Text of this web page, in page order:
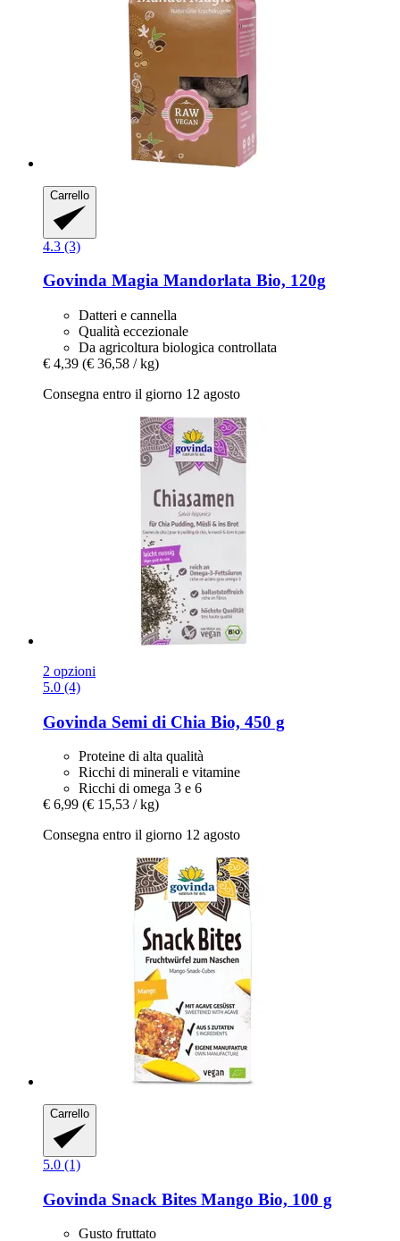
Carrello
4.3 (3)
Govinda Magia Mandorlata Bio, 120g
Datteri e cannella
Qualità eccezionale
Da agricoltura biologica controllata
€ 4,39 (€ 36,58 / kg)
Consegna entro il giorno 12 agosto
2 opzioni
5.0 (4)
Govinda Semi di Chia Bio, 450 g
Proteine di alta qualità
Ricchi di minerali e vitamine
Ricchi di omega 3 e 6
€ 6,99 (€ 15,53 / kg)
Consegna entro il giorno 12 agosto
Carrello
5.0 (1)
Govinda Snack Bites Mango Bio, 100 g
Gusto fruttato